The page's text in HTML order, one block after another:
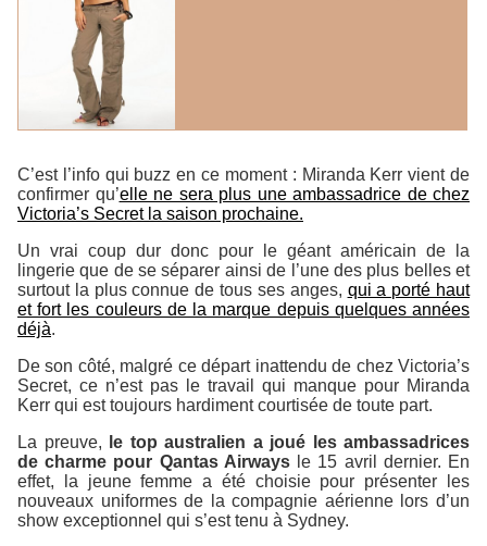
C’est l’info qui buzz en ce moment : Miranda Kerr vient de
confirmer qu’elle ne sera plus une ambassadrice de chez
Victoria’s Secret la saison prochaine.
Un vrai coup dur donc pour le géant américain de la
lingerie que de se séparer ainsi de l’une des plus belles et
surtout la plus connue de tous ses anges, qui a porté haut
et fort les couleurs de la marque depuis quelques années
déjà.
De son côté, malgré ce départ inattendu de chez Victoria’s
Secret, ce n’est pas le travail qui manque pour Miranda
Kerr qui est toujours hardiment courtisée de toute part.
La preuve,
le top australien a joué les ambassadrices
de charme pour Qantas Airwaysle 15 avril dernier. En
effet, la jeune femme a été choisie pour présenter les
nouveaux uniformes de la compagnie aérienne lors d’un
show exceptionnel qui s’est tenu à Sydney.